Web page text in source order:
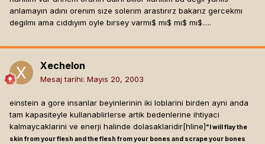
yok bu tur hikayeler cok
hepsine inanicak olsak ohoo[hline]
anlamayın adını orenım sıze solerım arastırırz bakarız gercekmı
degılmı ama cıddıyım oyle bırsey varmı$ mı$ mı$ mı$.....
Xechelon
Mesaj tarihi: Mayıs 20, 2003
einstein a gore insanlar beyinlerinin iki loblarini birden ayni anda
tam kapasiteyle kullanablirlerse artik bedenlerine ihtiyaci
kalmaycaklarini ve enerji halinde dolasaklaridir[hline]"I will flay the
skin from your flesh and the flesh from your bones and scrape your bones